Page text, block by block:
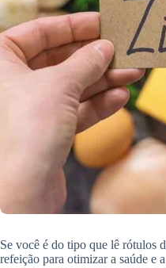
Se você é do tipo que lê rótulos
refeição para otimizar a saúde e